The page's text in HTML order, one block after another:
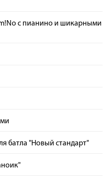
с пианино и шикарными
батла "Новый стандарт"